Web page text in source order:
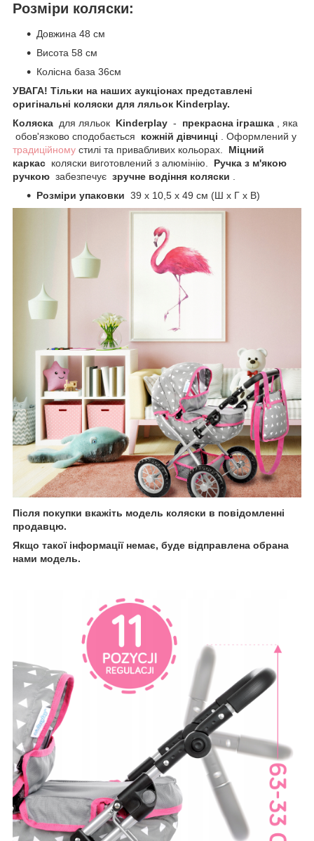
Розміри коляски:
Довжина 48 см
Висота 58 см
Колісна база 36см
УВАГА! Тільки на наших аукціонах представлені
оригінальні коляски для ляльок Kinderplay.
Коляска для ляльок Kinderplay - прекрасна іграшка , яка
обов'язково сподобається кожній дівчинці . Оформлений у
традиційному стилі та привабливих кольорах. Міцний
каркас коляски виготовлений з алюмінію. Ручка з м'якою
ручкою забезпечує зручне водіння коляски
Розміри упаковки 39 x 10,5 x 49 см (Ш x Г x В)
Після покупки вкажіть модель коляски в повідомленні
продавцю.
Якщо такої інформації немає, буде відправлена ​​обрана
нами модель.